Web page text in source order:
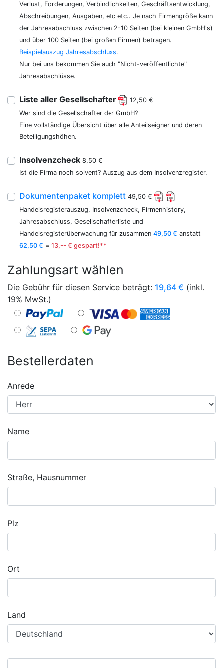
Verlust, Forderungen, Verbindlichkeiten, Geschäftsentwicklung,
Abschreibungen, Ausgaben, etc etc.. Je nach Firmengröße kann
der Jahresabschluss zwischen 2-10 Seiten (bei kleinen GmbH's)
und über 100 Seiten (bei großen Firmen) betragen.
Beispielauszug Jahresabschluss.
Nur bei uns bekommen Sie auch "Nicht-veröffentlichte"
Jahresabschlüsse.
Liste aller Gesellschafter
12,50 €
Wer sind die Gesellschafter der GmbH?
Eine vollständige Übersicht über alle Anteilseigner und deren
Beteiligungshöhen.
Insolvenzcheck 8,50 €
Ist die Firma noch solvent? Auszug aus dem Insolvenzregister.
Dokumentenpaket komplett 49,50 €
Handelsregisterauszug, Insolvenzcheck, Firmenhistory,
Jahresabschluss, Gesellschafterliste und
Handelsregisterüberwachung für zusammen 49,50 € anstatt
62,50 € = 13,-- € gespart!**
Zahlungsart wählen
Die Gebühr für diesen Service beträgt: 19,64 € (inkl.
19% MwSt.)
Bestellerdaten
Anrede
Name
Straße, Hausnummer
Plz
Ort
Land